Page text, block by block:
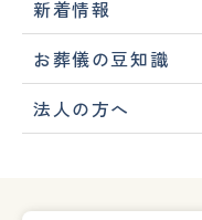
新着情報
お葬儀の豆知識
法人の方へ